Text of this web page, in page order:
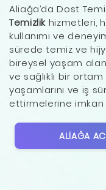
Aliağa’da Dost
Temizlik hizmetleri,
kullanımı ve
sürede temiz ve
bireysel yaşam
ve sağlıklı bir ortam
yaşamlarını ve iş
ettirmelerine imkan
ALIAĞA